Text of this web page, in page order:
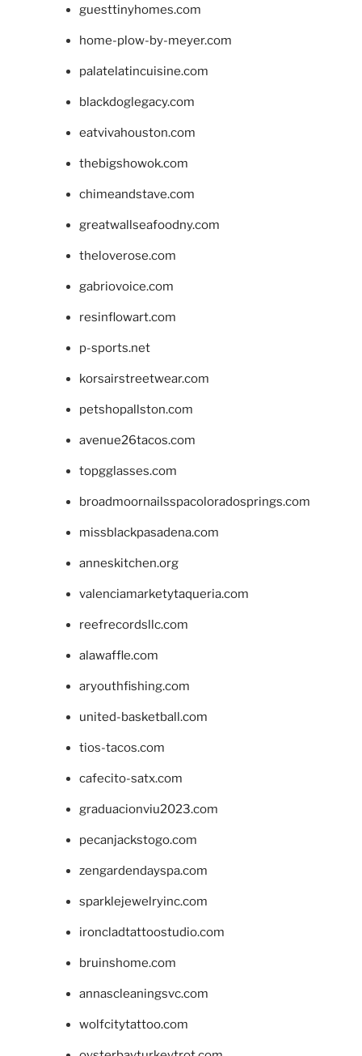
guesttinyhomes.com
home-plow-by-meyer.com
palatelatincuisine.com
blackdoglegacy.com
eatvivahouston.com
thebigshowok.com
chimeandstave.com
greatwallseafoodny.com
theloverose.com
gabriovoice.com
resinflowart.com
p-sports.net
korsairstreetwear.com
petshopallston.com
avenue26tacos.com
topgglasses.com
broadmoornailsspacoloradosprings.com
missblackpasadena.com
anneskitchen.org
valenciamarketytaqueria.com
reefrecordsllc.com
alawaffle.com
aryouthfishing.com
united-basketball.com
tios-tacos.com
cafecito-satx.com
graduacionviu2023.com
pecanjackstogo.com
zengardendayspa.com
sparklejewelryinc.com
ironcladtattoostudio.com
bruinshome.com
annascleaningsvc.com
wolfcitytattoo.com